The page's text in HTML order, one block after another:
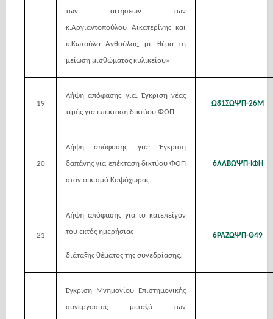
των αιτήσεων των
κ.Αργιαντοπούλου Αικατερίνης και
κ.Κωτούλα Ανθούλας, με θέμα τη
μείωση μισθώματος κυλικείου»
19
Λήψη απόφασης για: Έγκριση νέας
τιμής για επέκταση δικτύου ΦΟΠ.
Ω81ΣΩΨΠ-26Μ
20
Λήψη απόφασης για: Έγκριση
δαπάνης για επέκταση δικτύου ΦΟΠ
στον οικισμό Καψόχωρας.
6ΛΛΒΩΨΠ-ΙΦΗ
21
Λήψη απόφασης για το κατεπείγον
του εκτός ημερήσιας
διάταξης θέματος της συνεδρίασης.
6ΡΑΖΩΨΠ-Θ49
Έγκριση Μνημονίου Επιστημονικής
συνεργασίας μεταξύ των